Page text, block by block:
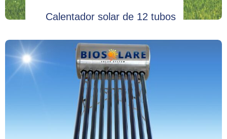
Calentador solar de 12 tubos